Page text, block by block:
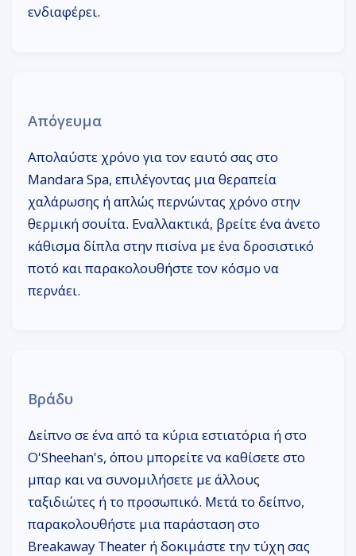
ενδιαφέρει.
Απόγευμα
Απολαύστε χρόνο για τον εαυτό σας στο
Mandara Spa, επιλέγοντας μια θεραπεία
χαλάρωσης ή απλώς περνώντας χρόνο στην
θερμική σουίτα. Εναλλακτικά, βρείτε ένα άνετο
κάθισμα δίπλα στην πισίνα με ένα δροσιστικό
ποτό και παρακολουθήστε τον κόσμο να
περνάει.
Βράδυ
Δείπνο σε ένα από τα κύρια εστιατόρια ή στο
O'Sheehan's, όπου μπορείτε να καθίσετε στο
μπαρ και να συνομιλήσετε με άλλους
ταξιδιώτες ή το προσωπικό. Μετά το δείπνο,
παρακολουθήστε μια παράσταση στο
Breakaway Theater ή δοκιμάστε την τύχη σας